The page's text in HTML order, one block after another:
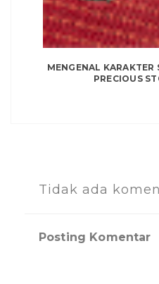
MENGENAL KARAKTER
PRECIOUS
Tidak ada
Posting Komentar